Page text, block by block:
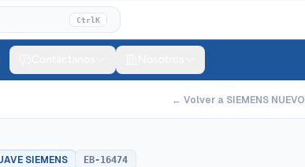
Ctrl K
← Volver a SIEMENS NUEVO
SIEMENS EB-16474